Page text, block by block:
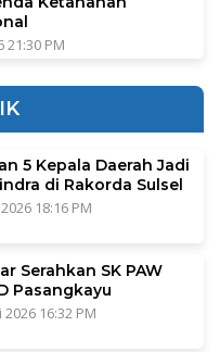
21:30 PM
5 Kepala Daerah Jadi
di Rakorda Sulsel
18:16 PM
Serahkan SK PAW
Pasangkayu
16:32 PM